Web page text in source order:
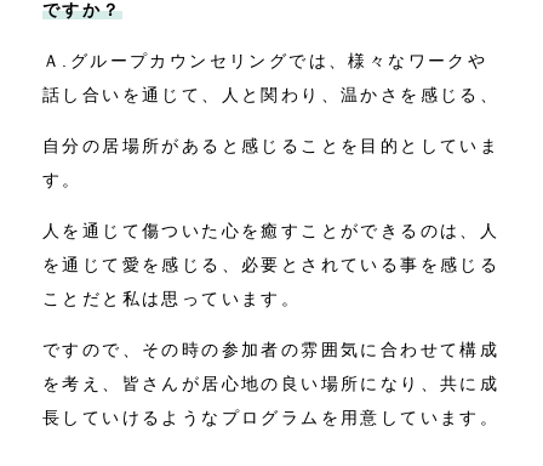
ですか？
Ａ.グループカウンセリングでは、様々なワークや
話し合いを通じて、人と関わり、温かさを感じる、
自分の居場所があると感じることを目的としていま
す。
人を通じて傷ついた心を癒すことができるのは、人
を通じて愛を感じる、必要とされている事を感じる
ことだと私は思っています。
ですので、その時の参加者の雰囲気に合わせて構成
を考え、皆さんが居心地の良い場所になり、共に成
長していけるようなプログラムを用意しています。